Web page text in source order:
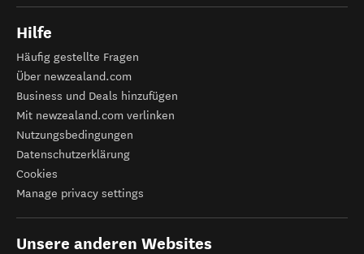
Hilfe
Häufig gestellte Fragen
Über newzealand.com
Business und Deals hinzufügen
Mit newzealand.com verlinken
Nutzungsbedingungen
Datenschutzerklärung
Cookies
Manage privacy settings
Unsere anderen Websites